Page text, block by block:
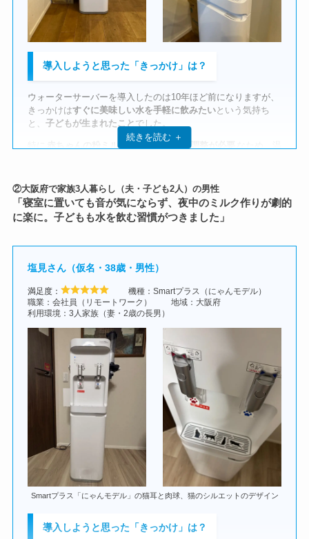
導入しようと思った「きっかけ」は？
ウォーターサーバーを導入したのは10年ほど前になりますが、
きっかけはすぐに美味しい水を手軽に飲みたいという気持ち
と、 子どもが生まれたこと でした。
赤ちゃんの粉ミルクを作る際、温度調整が必要
また、料理やカップ麺、お酒の割材としても使えるため、家庭
内での活用シーンが多いことに気づき、「これは便利かもしれ
ない」と導入を決意しました。
続きを読む ＋
②大阪府で家族3人暮らし（夫・子ども2人）の男性
「寝室に置いても音が気にならず、夜中のミルク作りが劇的
に楽に。子どもも水を飲む習慣がつきました」
塩見さん（仮名・38歳・男性）
満足度：
機種：Smartプラス（にゃんモデル）
職業：会社員（リモートワーク）
地域：大阪府
利用環境：3人家族（妻・2歳の長男）
Smartプラス「にゃんモデル」の猫耳と肉球、猫のシルエットのデザイン
導入しようと思った「きっかけ」は？